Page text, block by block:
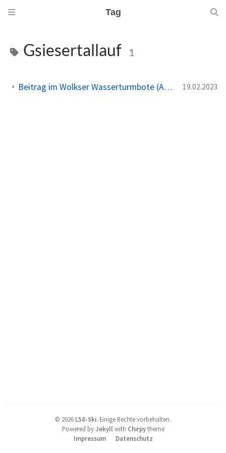
Tag
Gsiesertallauf 1
Beitrag im Wolkser Wasserturmbote (Ausgabe 2023/03) 19.02.2023
© 2026 L58-Ski. Einige Rechte vorbehalten.
Powered byJekyll with Chirpytheme
Impressum
Datenschutz